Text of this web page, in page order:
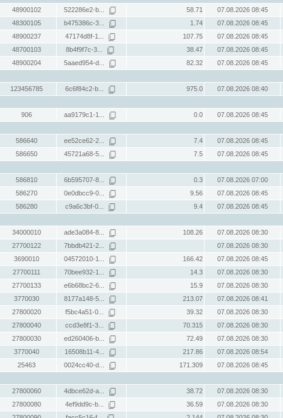
48900102 522286e2-b... 58.71
07.08.2026 08:45
48300105 b475386c-3... 1.74
07.08.2026 08:45
48900237 47174d8f-1... 107.75
07.08.2026 08:45
48700103 8b4f9f7c-3... 38.47
07.08.2026 08:45
48900204 5aaed954-d... 82.32
07.08.2026 08:45
123456785 6c6f84c2-b... 975.0
07.08.2026 08:40
906 aa9179c1-1... 0.0
07.08.2026 08:45
586640 ee52ce62-2... 7.4
07.08.2026 08:45
586650 45721a68-5... 7.5
07.08.2026 08:45
586810 6b595707-8... 0.3
07.08.2026 07:00
586270 0e0dbcc9-0... 9.56
07.08.2026 08:45
586280 c9a6c3bf-0... 9.4
07.08.2026 08:45
34000010 ade3a084-8... 108.26
07.08.2026 08:30
27700122 7bbdb421-2...
07.08.2026 08:30
3690010 04572010-1... 166.42
07.08.2026 08:45
27700111 70bee932-1... 14.3
07.08.2026 08:30
27700133 e6b68bc2-6... 15.9
07.08.2026 08:30
3770030 8177a148-5... 213.07
07.08.2026 08:41
27800020 f5bc4a51-0... 39.32
07.08.2026 08:30
27800040 ccd3e8f1-3... 70.315
07.08.2026 08:30
27800030 ed260406-b... 72.49
07.08.2026 08:30
3770040 16508b11-4... 217.86
07.08.2026 08:54
25463 0024cc40-d... 171.309
07.08.2026 08:45
27800060 4dbce62d-a... 38.72
07.08.2026 08:30
27800080 4ef9dd9c-b... 36.59
07.08.2026 08:30